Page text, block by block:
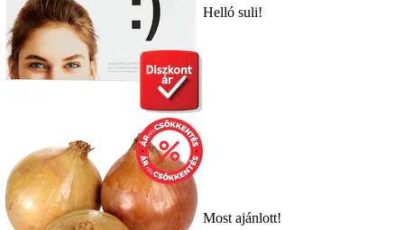
Helló suli!
Most ajánlott!